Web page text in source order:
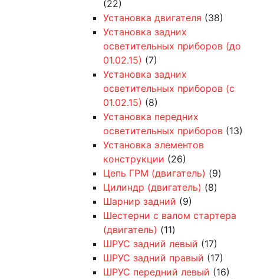
(22)
Установка двигателя (38)
Установка задних
осветительных приборов (до
01.02.15) (7)
Установка задних
осветительных приборов (с
01.02.15) (8)
Установка передних
осветительных приборов (13)
Установка элементов
конструкции (26)
Цепь ГРМ (двигатель) (9)
Цилиндр (двигатель) (8)
Шарнир задний (9)
Шестерни с валом стартера
(двигатель) (11)
ШРУС задний левый (17)
ШРУС задний правый (17)
ШРУС передний левый (16)